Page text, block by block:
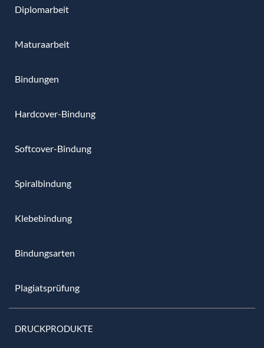
Diplomarbeit
Maturaarbeit
Bindungen
Hardcover-Bindung
Softcover-Bindung
Spiralbindung
Klebebindung
Bindungsarten
Plagiatsprüfung
DRUCKPRODUKTE